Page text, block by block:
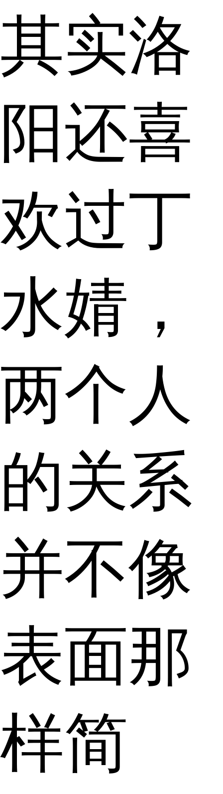
其实洛
阳还喜
欢过丁
水婧，
两个人
的关系
并不像
表面那
样简